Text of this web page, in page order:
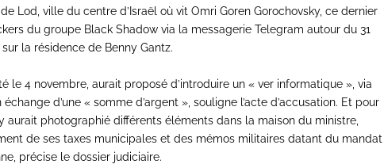
Lod, ville du centre d’Israël où vit Omri Goren Gorochovsky, ce dernier
du groupe Black Shadow via la messagerie Telegram autour du 31
la résidence de Benny Gantz.
le 4 novembre, aurait proposé d’introduire un « ver informatique », via
d’une « somme d’argent », souligne l’acte d’accusation. Et pour
aurait photographié différents éléments dans la maison du ministre,
de ses taxes municipales et des mémos militaires datant du mandat
précise le dossier judiciaire.